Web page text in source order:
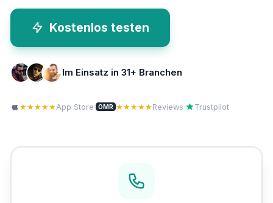
Kostenlos testen
Im Einsatz in 31+ Branchen
★★★★★App Store· OMR ★★★★★Reviews· Trustpilot